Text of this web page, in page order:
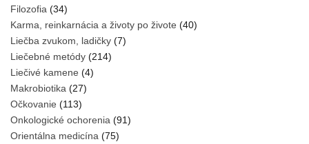
Filozofia (34)
Karma, reinkarnácia a životy po živote (40)
Liečba zvukom, ladičky (7)
Liečebné metódy (214)
Liečivé kamene (4)
Makrobiotika (27)
Očkovanie (113)
Onkologické ochorenia (91)
Orientálna medicína (75)